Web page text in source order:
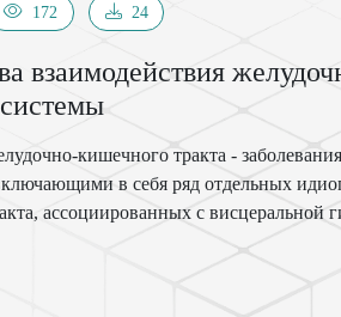
172 24
взаимодействия
кишечного тракта -
в себя ряд отдельных
ассоциированных с висцеральной